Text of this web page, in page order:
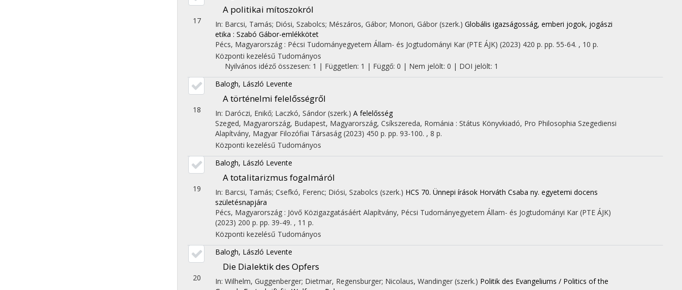
17
A politikai mítoszokról
In: Barcsi, Tamás; Diósi, Szabolcs; Mészáros, Gábor; Monori, Gábor (szerk.) Globális igazságosság, emberi jogok, jogászi
etika : Szabó Gábor-emlékkötet
Pécs, Magyarország : Pécsi Tudományegyetem Állam- és Jogtudományi Kar (PTE ÁJK) (2023) 420 p. pp. 55-64. , 10 p.
Központi kezelésű Tudományos
Nyilvános idéző összesen: 1 | Független: 1 | Függő: 0 | Nem jelölt: 0 | DOI jelölt: 1
18
Balogh, László Levente
A történelmi felelősségről
In: Daróczi, Enikő; Laczkó, Sándor (szerk.) A felelősség
Szeged, Magyarország, Budapest, Magyarország, Csíkszereda, Románia : Státus Könyvkiadó, Pro Philosophia Szegediensi
Alapítvány, Magyar Filozófiai Társaság (2023) 450 p. pp. 93-100. , 8 p.
Központi kezelésű Tudományos
19
Balogh, László Levente
A totalitarizmus fogalmáról
In: Barcsi, Tamás; Csefkó, Ferenc; Diósi, Szabolcs (szerk.) HCS 70. Ünnepi írások Horváth Csaba ny. egyetemi docens
születésnapjára
Pécs, Magyarország : Jövő Közigazgatásáért Alapítvány, Pécsi Tudományegyetem Állam- és Jogtudományi Kar (PTE ÁJK)
(2023) 200 p. pp. 39-49. , 11 p.
Központi kezelésű Tudományos
20
Balogh, László Levente
Die Dialektik des Opfers
In: Wilhelm, Guggenberger; Dietmar, Regensburger; Nicolaus, Wandinger (szerk.) Politik des Evangeliums / Politics of the